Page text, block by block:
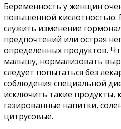
Беременность у женщин
повышенной
служить изменение
предпочтений или острая
определенных продуктов.
малышу, нормализовать
следует попытаться без
соблюдения специальной
исключить такие продукты,
газированные напитки,
цитрусовые.